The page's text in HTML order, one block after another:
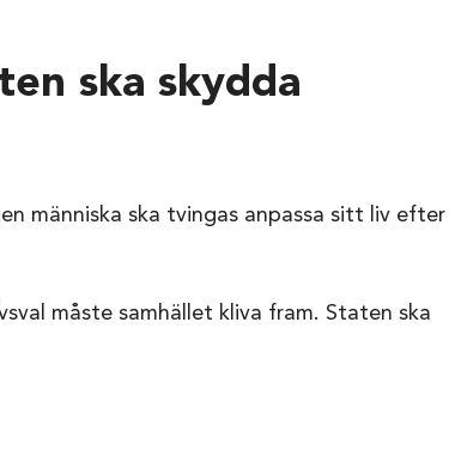
ska skydda
människa ska tvingas anpassa sitt liv efter
måste samhället kliva fram. Staten ska